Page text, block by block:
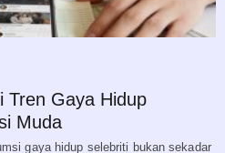
Tren Gaya Hidup
Muda
gaya hidup selebriti bukan sekadar